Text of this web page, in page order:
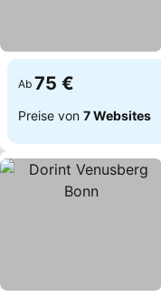
Ab 75 €
Preise von 7 Websites